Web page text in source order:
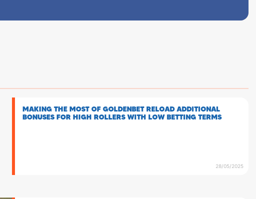
MAKING THE MOST OF GOLDENBET RELOAD ADDITIONAL
BONUSES FOR HIGH ROLLERS WITH LOW BETTING TERMS
28/05/2025